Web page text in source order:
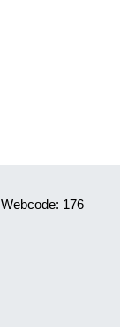
Webcode: 176